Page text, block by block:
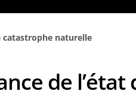
catastrophe naturelle
de